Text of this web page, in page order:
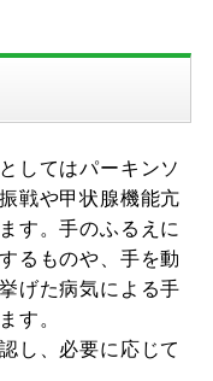
してはパーキンソ
戦や甲状腺機能亢
す。手のふるえに
るものや、手を動
げた病気による手
す。
し、必要に応じて